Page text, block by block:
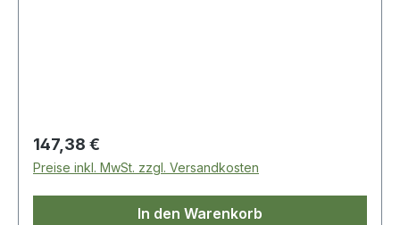
Regulärer Preis:
147,38 €
Preise inkl. MwSt. zzgl. Versandkosten
In den Warenkorb